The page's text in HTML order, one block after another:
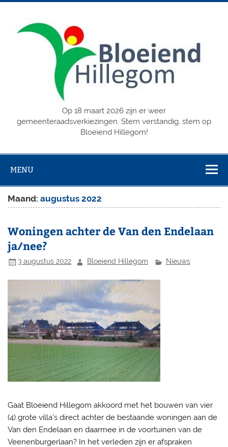
Doorgaan
Op 18 maart 2026 zijn er weer
gemeenteraadsverkiezingen. Stem verstandig, stem op
Bloeiend Hillegom!
MENU
Maand:augustus 2022
Woningen achter de Van den Endelaan
ja/nee?
3 augustus 2022 Bloeiend Hillegom Nieuws
Gaat Bloeiend Hillegom akkoord met het bouwen van vier
(4) grote villa’s direct achter de bestaande woningen aan de
Van den Endelaan en daarmee in de voortuinen van de
Veenenburgerlaan? In het verleden zijn er afspraken